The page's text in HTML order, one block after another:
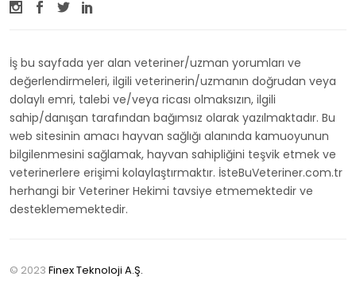
İş bu sayfada yer alan veteriner/uzman yorumları ve
değerlendirmeleri, ilgili veterinerin/uzmanın doğrudan veya
dolaylı emri, talebi ve/veya ricası olmaksızın, ilgili
sahip/danışan tarafından bağımsız olarak yazılmaktadır. Bu
web sitesinin amacı hayvan sağlığı alanında kamuoyunun
bilgilenmesini sağlamak, hayvan sahipliğini teşvik etmek ve
veterinerlere erişimi kolaylaştırmaktır. İsteBuVeteriner.com.tr
herhangi bir Veteriner Hekimi tavsiye etmemektedir ve
desteklememektedir.
© 2023 Finex Teknoloji A.Ş.